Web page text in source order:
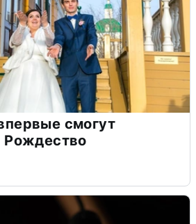
смогут
Рождество